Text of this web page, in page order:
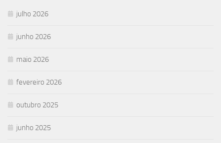
julho 2026
junho 2026
maio 2026
fevereiro 2026
outubro 2025
junho 2025